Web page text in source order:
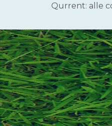
Qurrent: alle